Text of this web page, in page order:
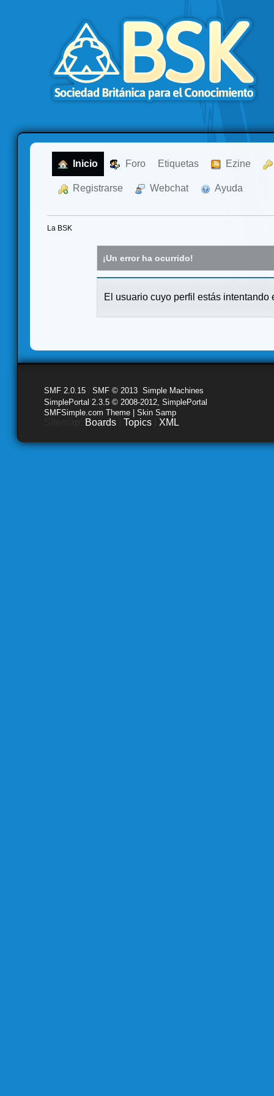
Inicio Foro Etiquetas Ezine
Registrarse Webchat Ayuda
La BSK
¡Un error ha ocurrido!
El usuario cuyo perfil estás intentando
SMF 2.0.15 SMF © 2013 Simple Machines
SimplePortal 2.3.5 © 2008-2012, SimplePortal
SMFSimple.com Theme | Skin Samp
Boards Topics XML